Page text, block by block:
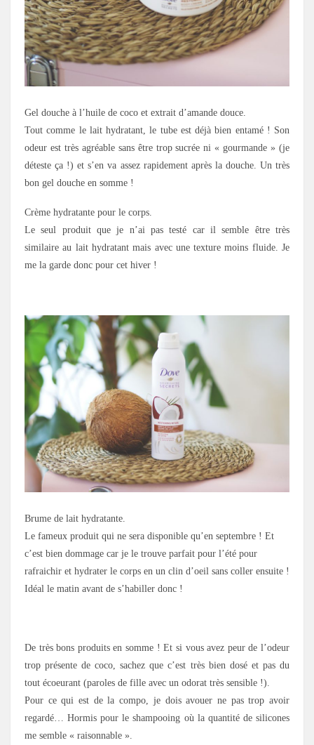
Gel douche à l’huile de coco et extrait d’amande douce.
Tout comme le lait hydratant, le tube est déjà bien entamé ! Son
odeur est très agréable sans être trop sucrée ni « gourmande » (je
déteste ça !) et s’en va assez rapidement après la douche. Un très
bon gel douche en somme !
Crème hydratante pour le corps.
Le seul produit que je n’ai pas testé car il semble être très
similaire au lait hydratant mais avec une texture moins fluide. Je
me la garde donc pour cet hiver !
Brume de lait hydratante.
Le fameux produit qui ne sera disponible qu’en septembre ! Et
c’est bien dommage car je le trouve parfait pour l’été pour
rafraichir et hydrater le corps en un clin d’oeil sans coller ensuite !
Idéal le matin avant de s’habiller donc !
De très bons produits en somme ! Et si vous avez peur de l’odeur
trop présente de coco, sachez que c’est très bien dosé et pas du
tout écoeurant (paroles de fille avec un odorat très sensible !).
Pour ce qui est de la compo, je dois avouer ne pas trop avoir
regardé… Hormis pour le shampooing où la quantité de silicones
me semble « raisonnable ».